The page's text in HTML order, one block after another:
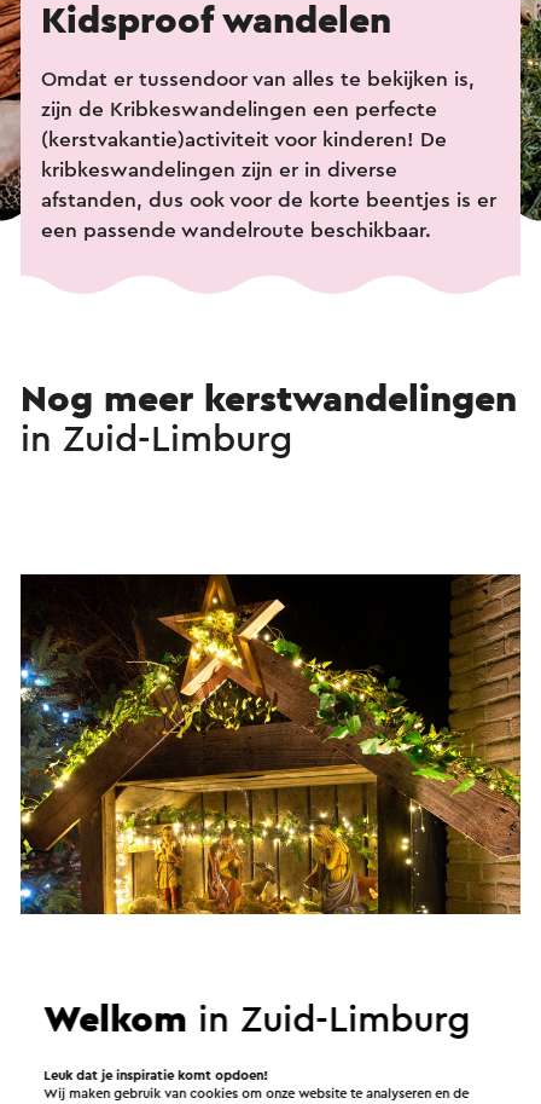
Kidsproof wandelen
Omdat er tussendoor van alles te bekijken is,
zijn de Kribkeswandelingen een perfecte
(kerstvakantie)activiteit voor kinderen! De
kribkeswandelingen zijn er in diverse
afstanden, dus ook voor de korte beentjes is er
een passende wandelroute beschikbaar.
Nog meer kerstwandelingen
in Zuid-Limburg
Welkom in Zuid-Limburg
Leuk dat je inspiratie komt opdoen!
Wij maken gebruik van cookies om onze website te analyseren en de